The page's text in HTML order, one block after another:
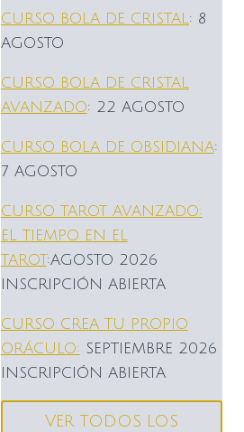
CURSO BOLA DE CRISTAL: 8
AGOSTO
CURSO BOLA DE CRISTAL
AVANZADO: 22 AGOSTO
CURSO BOLA DE OBSIDIANA:
7 AGOSTO
CURSO TAROT AVANZADO:
EL TIEMPO EN EL
TAROT:AGOSTO 2026
INSCRIPCIÓN ABIERTA
CURSO CREA TU PROPIO
ORÁCULO: SEPTIEMBRE 2026
INSCRIPCIÓN ABIERTA
VER TODOS LOS